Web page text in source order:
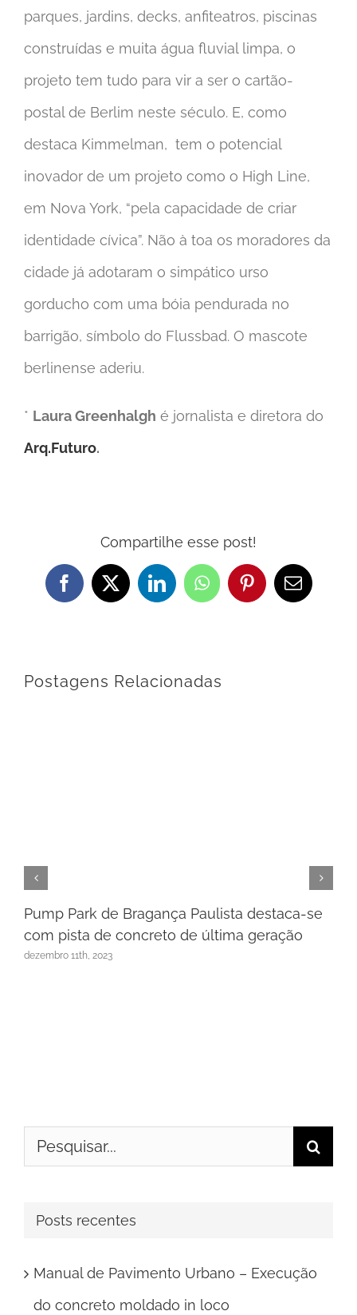
parques, jardins, decks, anfiteatros, piscinas
construídas e muita água fluvial limpa, o
projeto tem tudo para vir a ser o cartão-
postal de Berlim neste século. E, como
destaca Kimmelman, tem o potencial
inovador de um projeto como o High Line,
em Nova York, “pela capacidade de criar
identidade cívica”. Não à toa os moradores da
cidade já adotaram o simpático urso
gorducho com uma bóia pendurada no
barrigão, símbolo do Flussbad. O mascote
berlinense aderiu.
* Laura Greenhalgh é jornalista e diretora do
Arq.Futuro.
Compartilhe esse post!
Facebook
X LinkedInWhatsApp
Pinterest
E-
mail
Postagens Relacionadas
Pump Park de Bragança Paulista destaca-se
com pista de concreto de última geração
dezembro 11th, 2023
Buscar
Posts recentes
Manual de Pavimento Urbano – Execução
do concreto moldado in loco